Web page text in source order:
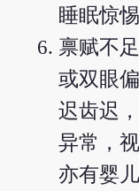
睡眠惊
禀赋不
或双眼
迟齿迟
异常，
亦有婴